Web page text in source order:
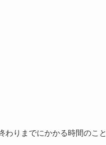
わりまでにかかる時間のこと